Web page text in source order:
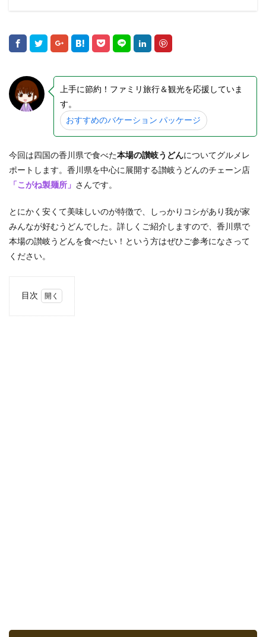
上手に節約！ファミリ旅行＆観光を応援していま
す。
おすすめのバケーション パッケージ
今回は四国の香川県で食べた本場の讃岐うどんについてグルメレ
ポートします。香川県を中心に展開する讃岐うどんのチェーン店
「こがね製麺所」 さんです。
とにかく安くて美味しいのが特徴で、しっかりコシがあり我が家
みんなが好むうどんでした。詳しくご紹介しますので、香川県で
本場の讃岐うどんを食べたい！という方はぜひご参考になさって
ください。
目次